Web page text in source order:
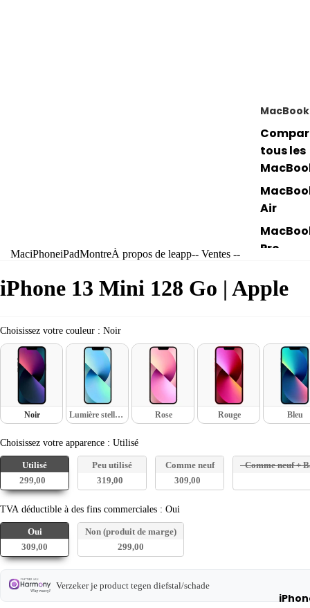
MacBook
tous les
Air
Pro
avec
pouces
Pro 14
pouces
Louer un
iMac 24
MaciPhoneiPadMontreÀ propos de leapp-- Ventes --
iPhone 13 Mini 128 Go | Apple
Choisissez votre couleur : NoirChoisissez votre couleur
Noir Lumière stellaire Rose Rouge Bleu
Choisissez votre apparence : UtiliséChoisissez votre apparence
Utilisé
299,00+
Peu utilisé
319,00+
Comme neuf
309,00+
Comme neuf +
TVA déductible à des fins commerciales : Oui
Oui
309,00
Non (produit de marge)
299,00
Verzeker je product tegen diefstal/schade